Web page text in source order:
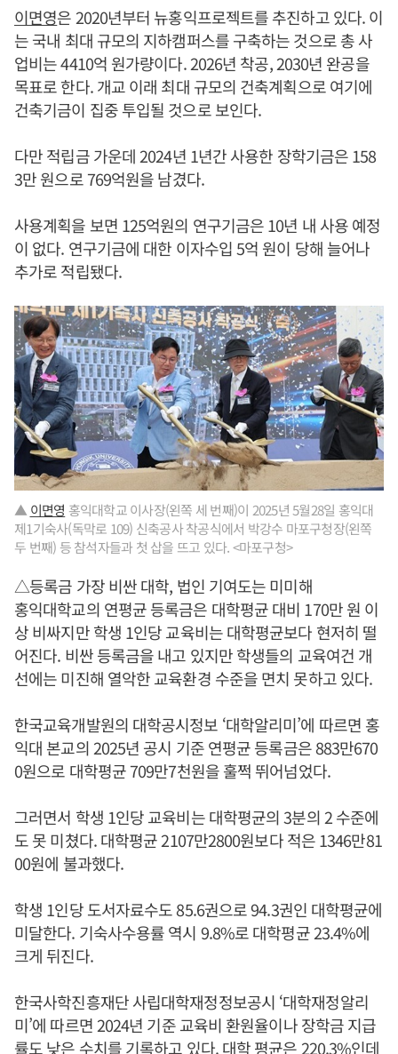
이면영은 2020년부터 뉴홍익프로젝트를 추진하고 있다. 이
는 국내 최대 규모의 지하캠퍼스를 구축하는 것으로 총 사
업비는 4410억 원가량이다. 2026년 착공, 2030년 완공을
목표로 한다. 개교 이래 최대 규모의 건축계획으로 여기에
건축기금이 집중 투입될 것으로 보인다.
다만 적립금 가운데 2024년 1년간 사용한 장학기금은 158
3만 원으로 769억원을 남겼다.
사용계획을 보면 125억원의 연구기금은 10년 내 사용 예정
이 없다. 연구기금에 대한 이자수입 5억 원이 당해 늘어나
추가로 적립됐다.
▲ 이면영 홍익대학교 이사장(왼쪽 세 번째)이 2025년 5월28일 홍익대
제1기숙사(독막로 109) 신축공사 착공식에서 박강수 마포구청장(왼쪽
두 번째) 등 참석자들과 첫 삽을 뜨고 있다. <마포구청>
△등록금 가장 비싼 대학, 법인 기여도는 미미해
홍익대학교의 연평균 등록금은 대학평균 대비 170만 원 이
상 비싸지만 학생 1인당 교육비는 대학평균보다 현저히 떨
어진다. 비싼 등록금을 내고 있지만 학생들의 교육여건 개
선에는 미진해 열악한 교육환경 수준을 면치 못하고 있다.
한국교육개발원의 대학공시정보 ‘대학알리미’에 따르면 홍
익대 본교의 2025년 공시 기준 연평균 등록금은 883만670
0원으로 대학평균 709만7천원을 훌쩍 뛰어넘었다.
그러면서 학생 1인당 교육비는 대학평균의 3분의 2 수준에
도 못 미쳤다. 대학평균 2107만2800원보다 적은 1346만81
00원에 불과했다.
학생 1인당 도서자료수도 85.6권으로 94.3권인 대학평균에
미달한다. 기숙사수용률 역시 9.8%로 대학평균 23.4%에
크게 뒤진다.
한국사학진흥재단 사립대학재정정보공시 ‘대학재정알리
미’에 따르면 2024년 기준 교육비 환원율이나 장학금 지급
률도 낮은 수치를 기록하고 있다. 대학 평균은 220.3%인데